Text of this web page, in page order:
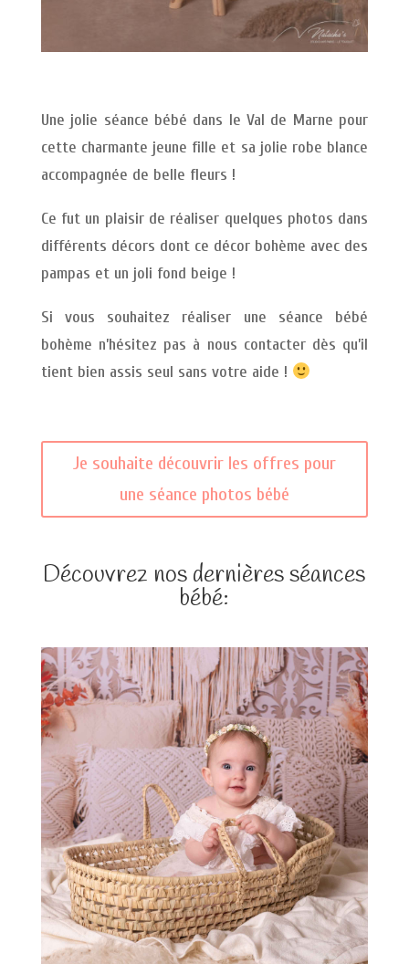
Une jolie séance bébé dans le Val de Marne pour
cette charmante jeune fille et sa jolie robe blance
accompagnée de belle fleurs !
Ce fut un plaisir de réaliser quelques photos dans
différents décors dont ce décor bohème avec des
pampas et un joli fond beige !
Si vous souhaitez réaliser une séance bébé
bohème n’hésitez pas à nous contacter dès qu’il
tient bien assis seul sans votre aide !
Je souhaite découvrir les offres pour
une séance photos bébé
Découvrez nos dernières séances
bébé: